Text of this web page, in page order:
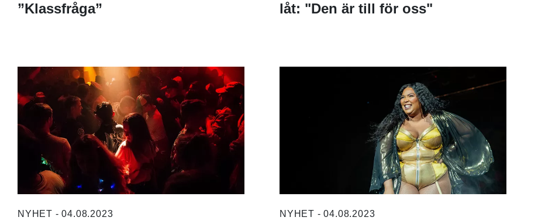
”Klassfråga”
låt: "Den är till för oss"
NYHET - 04.08.2023 NYHET - 04.08.2023